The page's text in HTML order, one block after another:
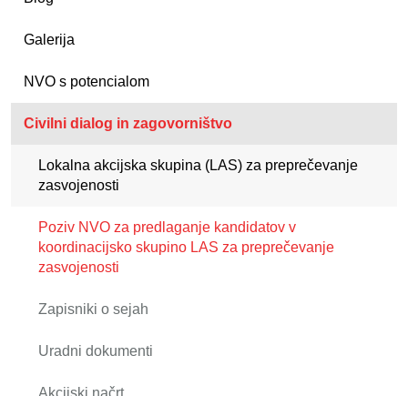
Galerija
NVO s potencialom
Civilni dialog in zagovorništvo
Lokalna akcijska skupina (LAS) za preprečevanje
zasvojenosti
Poziv NVO za predlaganje kandidatov v
koordinacijsko skupino LAS za preprečevanje
zasvojenosti
Zapisniki o sejah
Uradni dokumenti
Akcijski načrt